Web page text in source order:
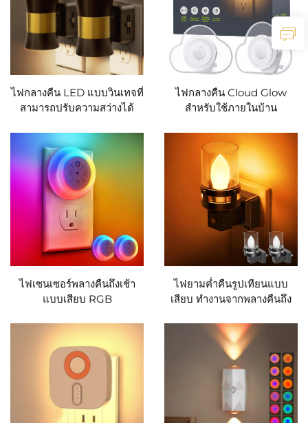
ไฟกลางคืน LED แบบวินเทจที่
สามารถปรับความสว่างได้
ไฟกลางคืน Cloud Glow
สำหรับใช้ภายในบ้าน
ไฟเซนเซอร์พลางคืนถึงเช้า
แบบเสียบ RGB
ไฟยามค่ำคืนรูปเทียนแบบ
เสียบ ทำงานจากพลางคืนถึง